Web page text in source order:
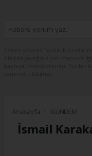
Anasayfa GÜNDEM
İsmail